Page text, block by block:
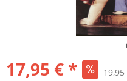
17,95 € *